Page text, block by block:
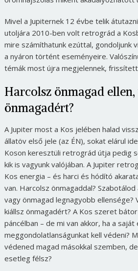
Mivel a Jupiternek 12 évbe telik
utoljára 2010-ben volt retrográd a
mire számíthatunk ezúttal, gondoljunk
a nyáron történt eseményeire.
témák most újra megjelennek,
Harcolsz önmagad
önmagadért?
A Jupiter most a Kos jelében halad
állatöv első jele (az ÉN), sokat elárul
Koson keresztüli retrográd útja pedig
kik is vagyunk valójában. A Jupiter
Kos energia – és harci és hódító
van. Harcolsz önmagaddal?
vagy önmagad legnagyobb ellensége?
kiállsz önmagadért? A Kos szeret
páncélban – de mi van akkor, ha a saját
meggondolatlanságunkat kell védeni?
védened magad másokkal szemben,
esetleg félsz?